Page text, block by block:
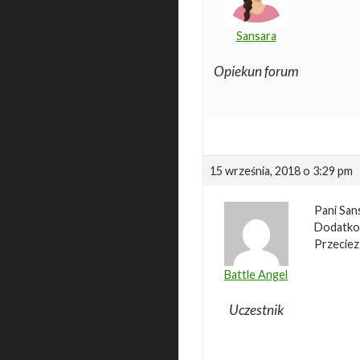
Sansara
Opiekun forum
15 września, 2018 o 3:29 pm
Battle Angel
Uczestnik
Pani